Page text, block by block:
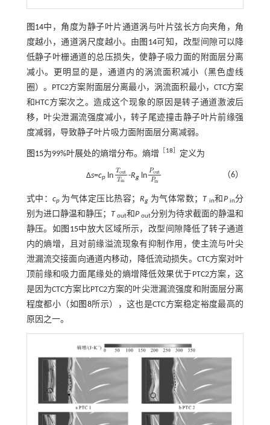
图14中，角度为静子叶片通道涡与叶片弦长方向夹角，角
度越小，通道涡尺度越小。由 图14可知，改型间隙可以降
低静子叶栅通道的总压损失，使静子吸力面的附面层分离
减小。更明显的是，通道内的涡流面积减小（黑色虚线
圈）。PTC2方案附面层分离最小，涡流面积最小，CTC方案
和HTC方案次之。造成这个现象的原因是转子通道激波后
移，叶尖泄漏流强度减小，转子尾迹撞击静子叶片前缘强
度减弱，导致静子叶片吸力面附面层分离减弱。
图15为99%叶展处的熵增分布。熵增 ［18］ 定义为
Δs=cp ln
Tout
Tin
ToutTin
-Rg ln
Pout
Pin
Pout （6）
式中：cp 为气体定压比热容；Rg 为气体常数；T in和 P in分
别为进口静温和静压； T out和P out分别为待求截面的静温和
静压。如 图15中放大区域所示，改型间隙降低了转子通道
内的熵增，且对前缘溢流现象有抑制作用，使主流与叶尖
泄漏流交接面向通道内移动，降低流动损失。CTC方案对叶
顶前缘和吸力面尾缘处的熵增降低效果优于PTC2方案，这
是因为CTC方案比PTC2方案的叶尖泄漏流强度和附面层分离
程度都小（如 图8所示），这也是CTC方案稳定裕度最高的
原因之一。